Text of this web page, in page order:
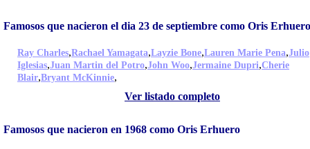
Famosos que nacieron el dia 23 de septiembre como Oris Erhuero
Ray Charles,Rachael Yamagata,Layzie Bone,Lauren Marie Pena,Julio
Iglesias,Juan Martin del Potro,John Woo,Jermaine Dupri,Cherie
Blair,Bryant McKinnie,
Ver listado completo
Famosos que nacieron en 1968 como Oris Erhuero